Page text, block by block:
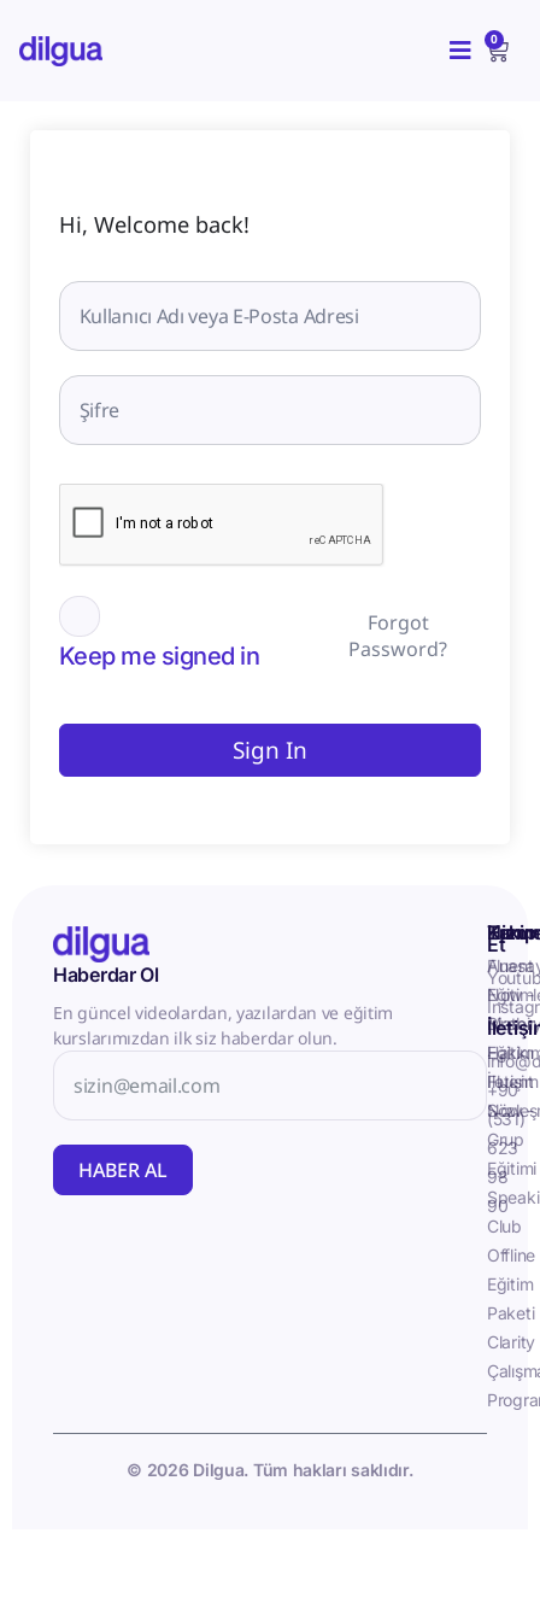
atla
0
Hi, Welcome back!
Keep me signed in
Forgot
Password?
Sign In
Haberdar Ol
En güncel videolardan, yazılardan ve eğitim
kurslarımızdan ilk siz haberdar olun.
HABER AL
İletişim
Fluent
Now -
Birebir
Eğitim
Fluent
Now -
Grup
Eğitimi
Club
Offline
Eğitim
Paketi
Clarity
Takip
Et
+90
(531)
623
98
90
© 2026 Dilgua. Tüm hakları saklıdır.